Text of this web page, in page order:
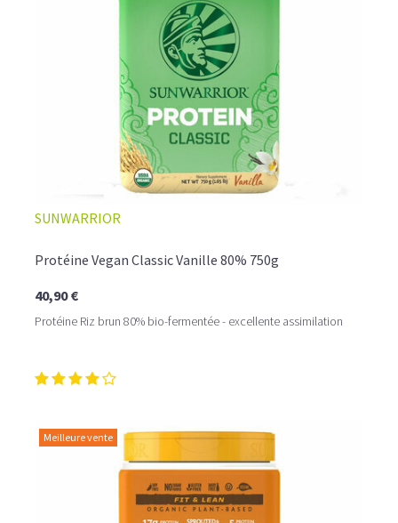
☕ LATTE MACCHIATO GLACÉ
L’ÉQUILIBRE PARFAIT ENTRE DOUCEUR ET INTENSITÉ
SUNWARRIOR
Protéine Vegan Classic Vanille 80% 750g
40,90 €
Protéine Riz brun 80% bio-fermentée - excellente assimilation
Meilleure vente